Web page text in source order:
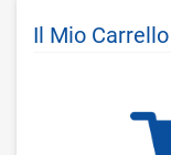
Il Mio Carrello